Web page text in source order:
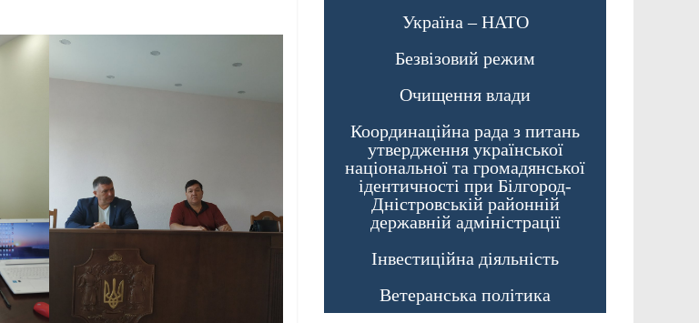
Україна – НАТО
Безвізовий режим
Очищення влади
Координаційна рада з питань
утвердження української
національної та громадянської
ідентичності при Білгород-
Дністровській районній
державній адміністрації
Інвестиційна діяльність
Ветеранська політика